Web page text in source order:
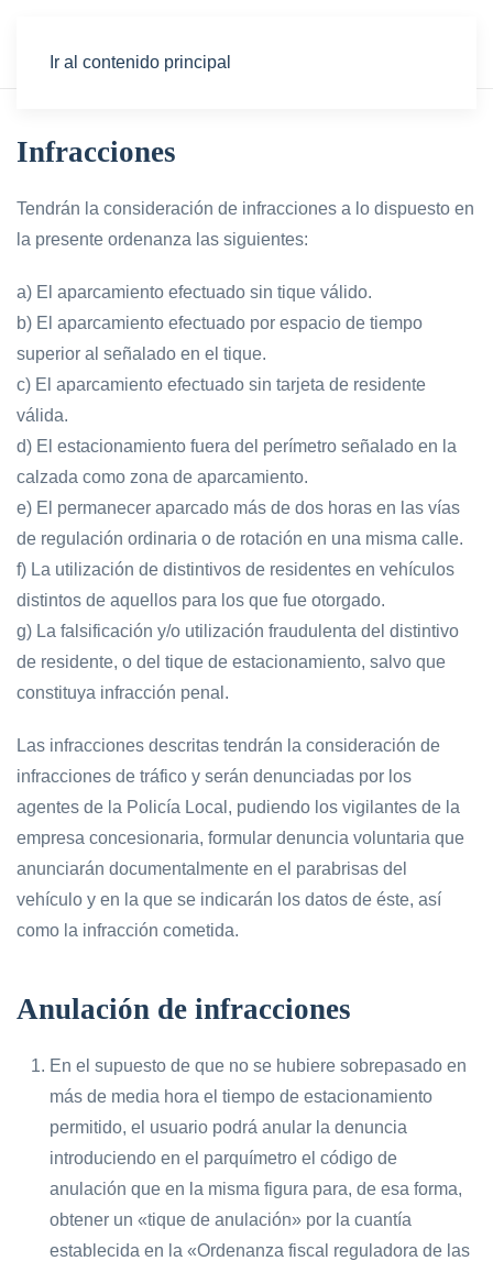
Ir al contenido principal
Infracciones
Tendrán la consideración de infracciones a lo dispuesto en
la presente ordenanza las siguientes:
a) El aparcamiento efectuado sin tique válido.
b) El aparcamiento efectuado por espacio de tiempo
superior al señalado en el tique.
c) El aparcamiento efectuado sin tarjeta de residente
válida.
d) El estacionamiento fuera del perímetro señalado en la
calzada como zona de aparcamiento.
e) El permanecer aparcado más de dos horas en las vías
de regulación ordinaria o de rotación en una misma calle.
f) La utilización de distintivos de residentes en vehículos
distintos de aquellos para los que fue otorgado.
g) La falsificación y/o utilización fraudulenta del distintivo
de residente, o del tique de estacionamiento, salvo que
constituya infracción penal.
Las infracciones descritas tendrán la consideración de
infracciones de tráfico y serán denunciadas por los
agentes de la Policía Local, pudiendo los vigilantes de la
empresa concesionaria, formular denuncia voluntaria que
anunciarán documentalmente en el parabrisas del
vehículo y en la que se indicarán los datos de éste, así
como la infracción cometida.
Anulación de infracciones
En el supuesto de que no se hubiere sobrepasado en
más de media hora el tiempo de estacionamiento
permitido, el usuario podrá anular la denuncia
introduciendo en el parquímetro el código de
anulación que en la misma figura para, de esa forma,
obtener un «tique de anulación» por la cuantía
establecida en la «Ordenanza fiscal reguladora de las